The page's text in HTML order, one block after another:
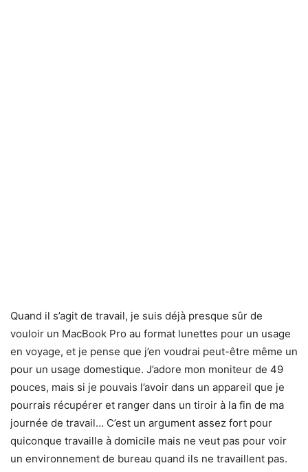
Quand il s’agit de travail, je suis déjà presque sûr de
vouloir un MacBook Pro au format lunettes pour un usage
en voyage, et je pense que j’en voudrai peut-être même un
pour un usage domestique. J’adore mon moniteur de 49
pouces, mais si je pouvais l’avoir dans un appareil que je
pourrais récupérer et ranger dans un tiroir à la fin de ma
journée de travail… C’est un argument assez fort pour
quiconque travaille à domicile mais ne veut pas pour voir
un environnement de bureau quand ils ne travaillent pas.